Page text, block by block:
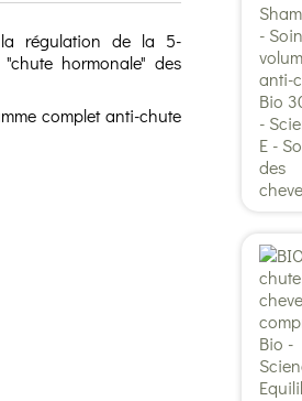
régulation de la 5-
hormonale" des
complet anti-chute